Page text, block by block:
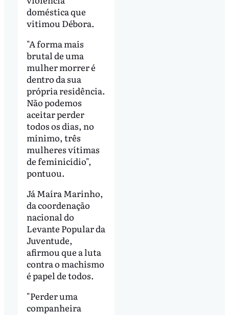
doméstica que
vitimou Débora.
"A forma mais
brutal de uma
mulher morrer é
dentro da sua
própria residência.
Não podemos
aceitar perder
todos os dias, no
mínimo, três
mulheres vítimas
de feminicídio",
pontuou.
Já Maíra Marinho,
da coordenação
nacional do
Levante Popular da
Juventude,
afirmou que a luta
contra o machismo
é papel de todos.
"Perder uma
companheira